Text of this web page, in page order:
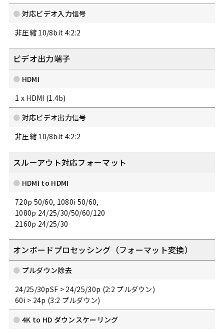
対応ビデオ入力信号
非圧縮 10/8bit 4:2:2
ビデオ出力端子
HDMI
1 x HDMI (1.4b)
対応ビデオ出力信号
非圧縮 10/8bit 4:2:2
スルーアウト対応フォーマット
HDMI to HDMI
720p 50/60, 1080i 50/60,
1080p 24/25/30/50/60/120
2160p 24/25/30
オンボードプロセッシング（フォーマット変換）
プルダウン除去
24/25/30pSF > 24/25/30p (2:2 プルダウン)
60i > 24p (3:2 プルダウン)
4K to HD ダウンスケーリング